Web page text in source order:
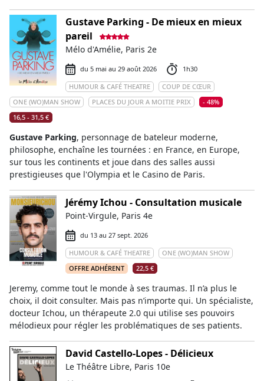
Gustave Parking - De mieux en mieux
pareil
Mélo d'Amélie, Paris 2e
du 5 mai au 29 août 2026
1h30
HUMOUR & CAFÉ THEATRE
COUP DE CŒUR
ONE (WO)MAN SHOW
PLACES DU JOUR A MOITIE PRIX
- 48%
16,5 - 31,5 €
Gustave Parking, personnage de bateleur moderne,
philosophe, enchaîne les tournées : en France, en Europe,
sur tous les continents et joue dans des salles aussi
prestigieuses que l'Olympia et le Casino de Paris.
Jérémy Ichou - Consultation musicale
Point-Virgule, Paris 4e
du 13 au 27 sept. 2026
HUMOUR & CAFÉ THEATRE
ONE (WO)MAN SHOW
OFFRE ADHÉRENT
22,5 €
Jeremy, comme tout le monde à ses traumas. Il n’a plus le
choix, il doit consulter. Mais pas n’importe qui. Un spécialiste,
docteur Ichou, un thérapeute 2.0 qui utilise ses pouvoirs
mélodieux pour régler les problématiques de ses patients.
David Castello-Lopes - Délicieux
Le Théâtre Libre, Paris 10e